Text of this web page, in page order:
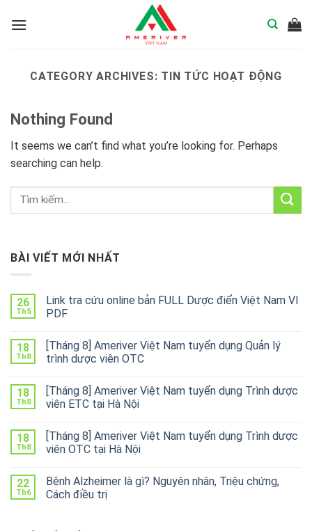
CATEGORY ARCHIVES: TIN TỨC HOẠT ĐỘNG
Nothing Found
It seems we can’t find what you’re looking for. Perhaps
searching can help.
BÀI VIẾT MỚI NHẤT
26
Th5
Link tra cứu online bản FULL Dược điển Việt Nam VI
PDF
18
Th8
[Tháng 8] Ameriver Việt Nam tuyển dụng Quản lý
trình dược viên OTC
18
Th8
[Tháng 8] Ameriver Việt Nam tuyển dụng Trình dược
viên ETC tại Hà Nội
18
Th8
[Tháng 8] Ameriver Việt Nam tuyển dụng Trình dược
viên OTC tại Hà Nội
22
Th6
Bệnh Alzheimer là gì? Nguyên nhân, Triệu chứng,
Cách điều trị